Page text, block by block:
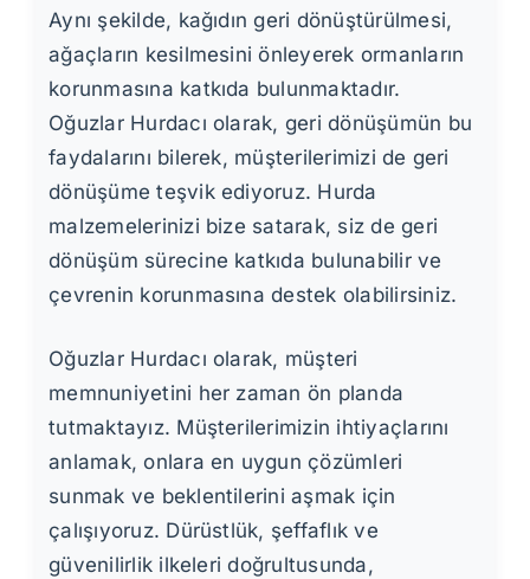
Aynı şekilde, kağıdın geri dönüştürülmesi,
ağaçların kesilmesini önleyerek ormanların
korunmasına katkıda bulunmaktadır.
Oğuzlar Hurdacı olarak, geri dönüşümün bu
faydalarını bilerek, müşterilerimizi de geri
dönüşüme teşvik ediyoruz. Hurda
malzemelerinizi bize satarak, siz de geri
dönüşüm sürecine katkıda bulunabilir ve
çevrenin korunmasına destek olabilirsiniz.
Oğuzlar Hurdacı olarak, müşteri
memnuniyetini her zaman ön planda
tutmaktayız. Müşterilerimizin ihtiyaçlarını
anlamak, onlara en uygun çözümleri
sunmak ve beklentilerini aşmak için
çalışıyoruz. Dürüstlük, şeffaflık ve
güvenilirlik ilkeleri doğrultusunda,